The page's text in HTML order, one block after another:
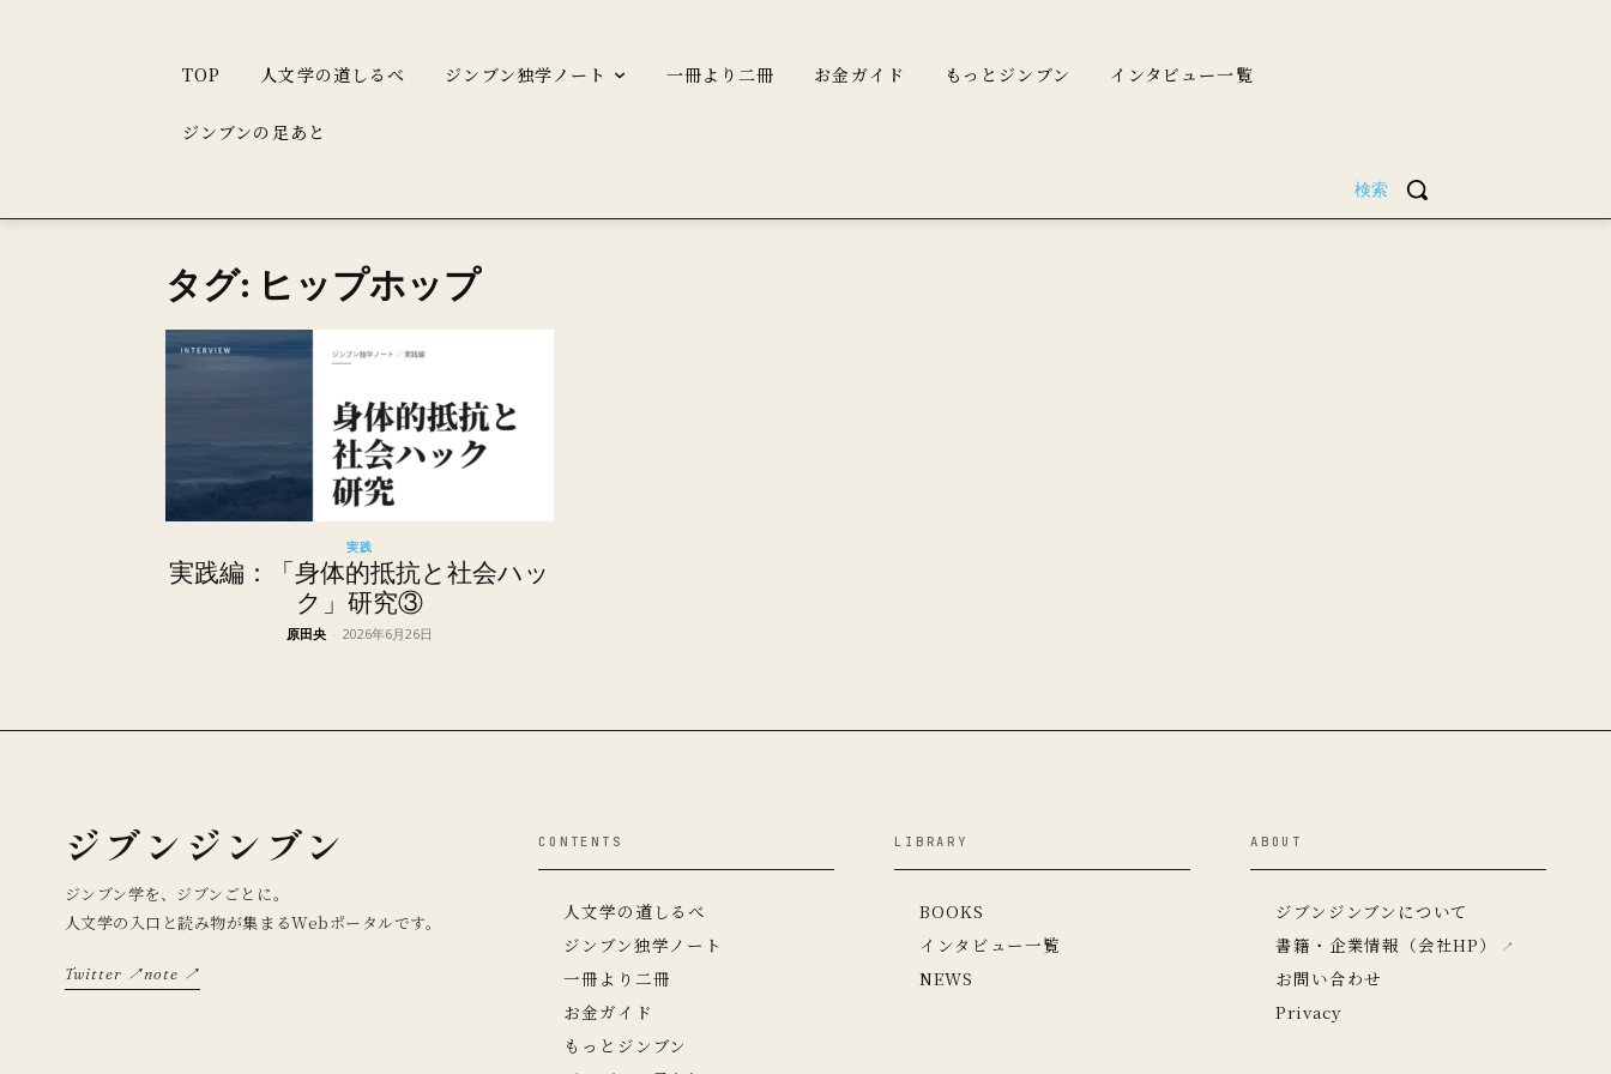
TOP 人文学の道しるべ ジンブン独学ノート 一冊より二冊 お金ガイド もっとジンブン インタビュー一覧
ジンブンの足あと
検索
タグ: ヒップホップ
実践
実践編：「身体的抵抗と社会ハッ
ク」研究③
原田央 - 2026年6月26日
ジブンジンブン
ジンブン学を、ジブンごとに。
人文学の入口と読み物が集まるWebポータルです。
Twitter ↗note ↗
CONTENTS
人文学の道しるべ
ジンブン独学ノート
一冊より二冊
お金ガイド
もっとジンブン
LIBRARY
BOOKS
インタビュー一覧
NEWS
ABOUT
ジブンジンブンについて
書籍・企業情報（会社HP）
お問い合わせ
Privacy